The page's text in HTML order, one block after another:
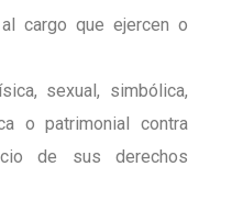
cargo que ejercen o
sexual, simbólica,
o patrimonial contra
de sus derechos